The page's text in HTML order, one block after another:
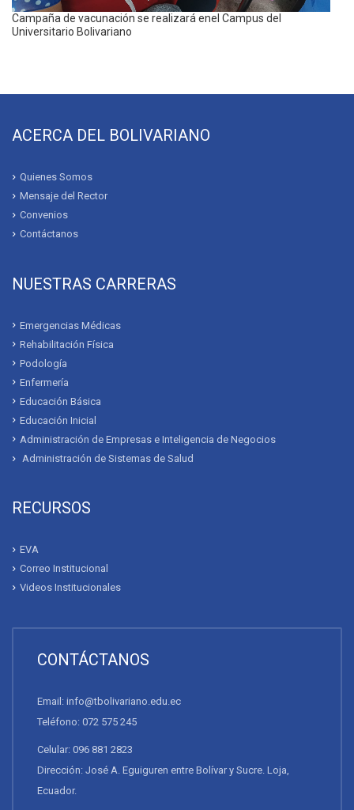
Campaña de vacunación se realizará enel Campus del
Universitario Bolivariano
ACERCA DEL BOLIVARIANO
Quienes Somos
Mensaje del Rector
Convenios
Contáctanos
NUESTRAS CARRERAS
Emergencias Médicas
Rehabilitación Física
Podología
Enfermería
Educación Básica
Educación Inicial
Administración de Empresas e Inteligencia de Negocios
Administración de Sistemas de Salud
RECURSOS
EVA
Correo Institucional
Videos Institucionales
CONTÁCTANOS
Email: info@tbolivariano.edu.ec
Teléfono: 072 575 245
Celular: 096 881 2823
Dirección: José A. Eguiguren entre Bolívar y Sucre. Loja,
Ecuador.